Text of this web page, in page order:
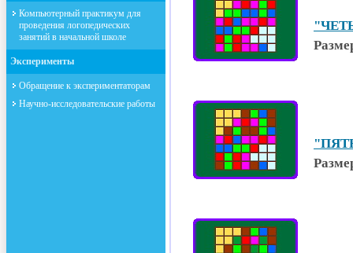
Компьютерный практикум для
проведения логопедических
занятий в начальной школе
Эксперименты
Обращение к экспериментаторам
Научно-исследовательские работы